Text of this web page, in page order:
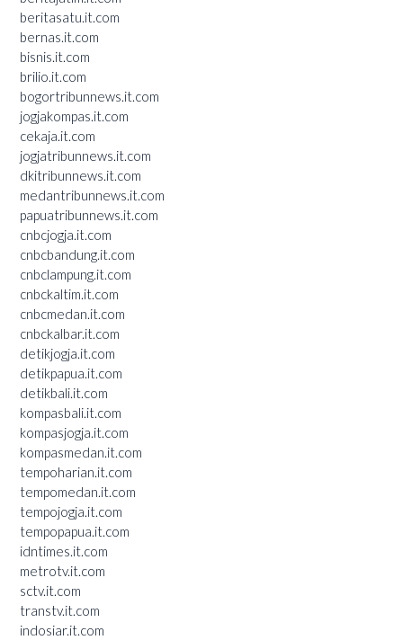
beritasatu.it.com
bernas.it.com
bisnis.it.com
brilio.it.com
bogortribunnews.it.com
jogjakompas.it.com
cekaja.it.com
jogjatribunnews.it.com
dkitribunnews.it.com
medantribunnews.it.com
papuatribunnews.it.com
cnbcjogja.it.com
cnbcbandung.it.com
cnbclampung.it.com
cnbckaltim.it.com
cnbcmedan.it.com
cnbckalbar.it.com
detikjogja.it.com
detikpapua.it.com
detikbali.it.com
kompasbali.it.com
kompasjogja.it.com
kompasmedan.it.com
tempoharian.it.com
tempomedan.it.com
tempojogja.it.com
tempopapua.it.com
idntimes.it.com
metrotv.it.com
sctv.it.com
transtv.it.com
indosiar.it.com